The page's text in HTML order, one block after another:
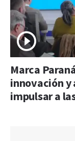
Marca
innovación y
impulsar a